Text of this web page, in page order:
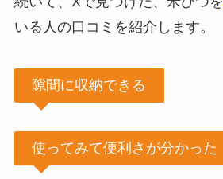
いる人の口コミを紹介します。
隙間に収納できる
使ってみて便利さが分かった